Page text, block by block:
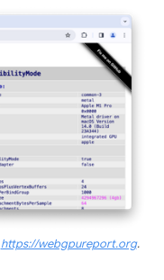
https://webgpureport.org.